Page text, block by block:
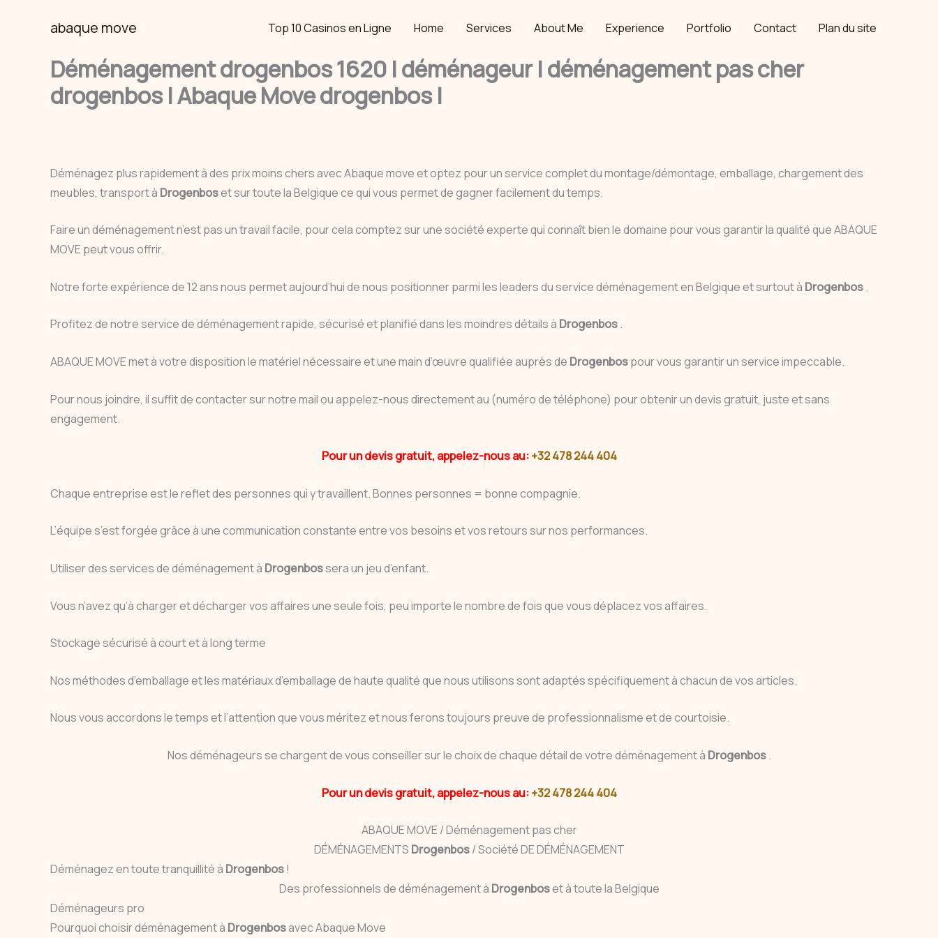
abaque move Top 10 Casinos en Ligne Home Services About Me Experience Portfolio Contact Plan du site
Déménagement drogenbos 1620 | déménageur | déménagement pas cher
drogenbos | Abaque Move drogenbos |
Déménagez plus rapidement à des prix moins chers avec Abaque move et optez pour un service complet du montage/démontage, emballage, chargement des
meubles, transport à Drogenboset sur toute la Belgique ce qui vous permet de gagner facilement du temps.
Faire un déménagement n’est pas un travail facile, pour cela comptez sur une société experte qui connaît bien le domaine pour vous garantir la qualité que ABAQUE
MOVE peut vous offrir.
Notre forte expérience de 12 ans nous permet aujourd’hui de nous positionner parmi les leaders du service déménagement en Belgique et surtout à Drogenbos.
Profitez de notre service de déménagement rapide, sécurisé et planifié dans les moindres détails à Drogenbos.
ABAQUE MOVE met à votre disposition le matériel nécessaire et une main d’œuvre qualifiée auprès de Drogenbospour vous garantir un service impeccable.
Pour nous joindre, il suffit de contacter sur notre mail ou appelez-nous directement au (numéro de téléphone) pour obtenir un devis gratuit, juste et sans
engagement.
Pour un devis gratuit, appelez-nous au:+32 478 244 404
Chaque entreprise est le reflet des personnes qui y travaillent. Bonnes personnes = bonne compagnie.
L’équipe s’est forgée grâce à une communication constante entre vos besoins et vos retours sur nos performances.
Utiliser des services de déménagement à Drogenbossera un jeu d’enfant.
Vous n’avez qu’à charger et décharger vos affaires une seule fois, peu importe le nombre de fois que vous déplacez vos affaires.
Stockage sécurisé à court et à long terme
Nos méthodes d’emballage et les matériaux d’emballage de haute qualité que nous utilisons sont adaptés spécifiquement à chacun de vos articles.
Nous vous accordons le temps et l’attention que vous méritez et nous ferons toujours preuve de professionnalisme et de courtoisie.
Nos déménageurs se chargent de vous conseiller sur le choix de chaque détail de votre déménagement à Drogenbos.
Pour un devis gratuit, appelez-nous au:+32 478 244 404
ABAQUE MOVE / Déménagement pas cher
DÉMÉNAGEMENTS Drogenbos/ Société DE DÉMÉNAGEMENT
Déménagez en toute tranquillité à Drogenbos!
Des professionnels de déménagement à Drogenboset à toute la Belgique
Déménageurs pro
Pourquoi choisir déménagement à Drogenbosavec Abaque Move